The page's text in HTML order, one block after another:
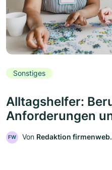
Sonstiges
Alltagshelfer:
Anforderungen
FW Von Redaktion